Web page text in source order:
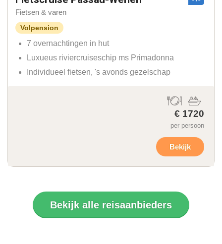
Fietsen & varen
Volpension
7 overnachtingen in hut
Luxueus riviercruiseschip ms Primadonna
Individueel fietsen, 's avonds gezelschap
€ 1720
per persoon
Bekijk
Bekijk alle reisaanbieders